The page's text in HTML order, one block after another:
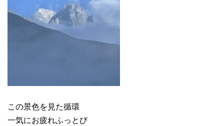
この景色を見た循環
一気にお疲れふっとび